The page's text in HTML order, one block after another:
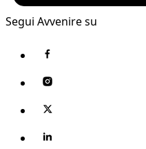
Segui Avvenire su